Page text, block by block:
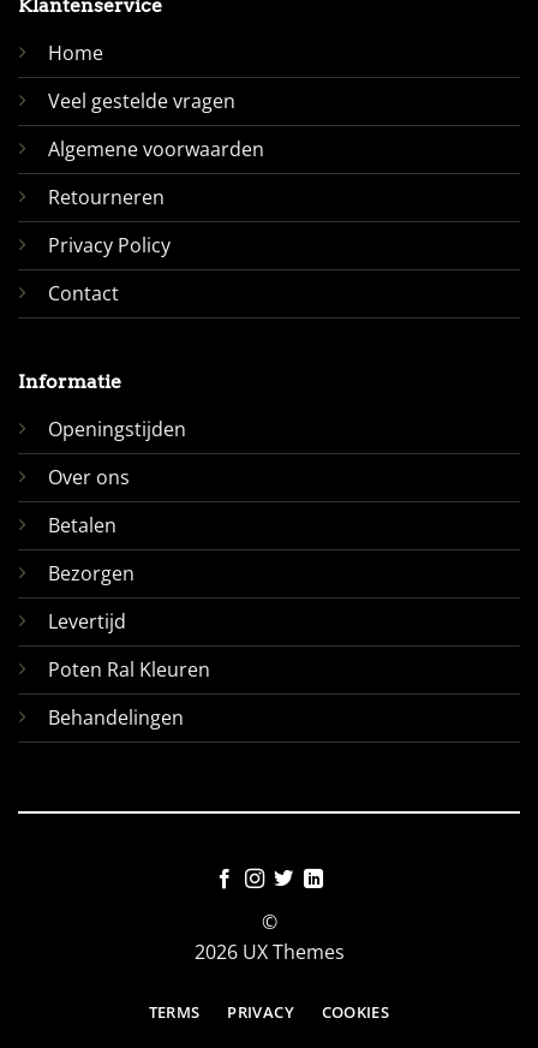
Klantenservice
Home
Veel gestelde vragen
Algemene voorwaarden
Retourneren
Privacy Policy
Contact
Informatie
Openingstijden
Over ons
Betalen
Bezorgen
Levertijd
Poten Ral Kleuren
Behandelingen
©
2026 UX Themes
TERMS PRIVACY COOKIES